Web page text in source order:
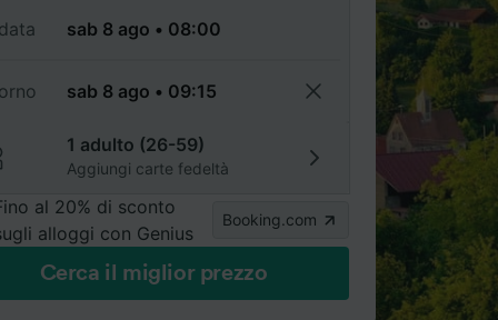
1 adulto (26-59)
Aggiungi carte fedeltà
al 20% di sconto
alloggi con Genius
Booking.com
Cerca il miglior prezzo